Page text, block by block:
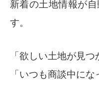
新着の土地情報が
す。
「欲しい土地が見つ
「いつも商談中にな